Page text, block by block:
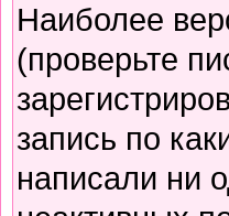
Наиболее
(проверьте
запись по
написали ни